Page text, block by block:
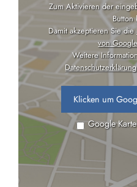
Zum Aktivieren der
Button
Damit akzeptieren Sie die
von
Weitere
Klicken um
Google